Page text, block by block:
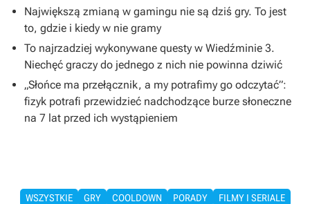
Największą zmianą w gamingu nie są dziś gry. To jest
to, gdzie i kiedy w nie gramy
To najrzadziej wykonywane questy w Wiedźminie 3.
Niechęć graczy do jednego z nich nie powinna dziwić
„Słońce ma przełącznik, a my potrafimy go odczytać”:
fizyk potrafi przewidzieć nadchodzące burze słoneczne
na 7 lat przed ich wystąpieniem
WSZYSTKIE GRY COOLDOWN PORADY
FILMY I SERIALE